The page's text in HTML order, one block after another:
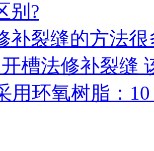
别?
补裂缝的方法
槽法修补裂缝
用环氧树脂：